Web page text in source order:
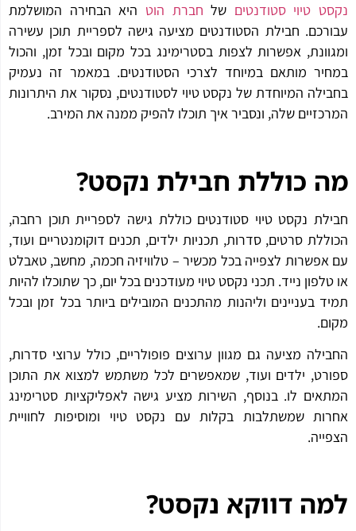
טיוי סטודנטיםשלחברת הוט היא הבחירה המושלמת
חבילת הסטודנטים מציעה גישה לספריית תוכן עשירה
אפשרות לצפות בסטרימינג בכל מקום ובכל זמן, והכול
מותאם במיוחד לצרכי הסטודנטים. במאמר זה נעמיק
המיוחדת של נקסט טיוי לסטודנטים, נסקור את היתרונות
שלה, ונסביר איך תוכלו להפיק ממנה את המירב.
כוללת חבילת נקסט?
נקסט טיוי סטודנטים כוללת גישה לספריית תוכן רחבה,
סרטים, סדרות, תכניות ילדים, תכנים דוקומנטריים ועוד,
לצפייה בכל מכשיר – טלוויזיה חכמה, מחשב, טאבלט
נייד. תכני נקסט טיוי מעודכנים בכל יום, כך שתוכלו להיות
בעניינים וליהנות מהתכנים המובילים ביותר בכל זמן ובכל
מציעה גם מגוון ערוצים פופולריים, כולל ערוצי סדרות,
ילדים ועוד, שמאפשרים לכל משתמש למצוא את התוכן
לו. בנוסף, השירות מציע גישה לאפליקציות סטרימינג
שמשתלבות בקלות עם נקסט טיוי ומוסיפות לחוויית
דווקא נקסט?